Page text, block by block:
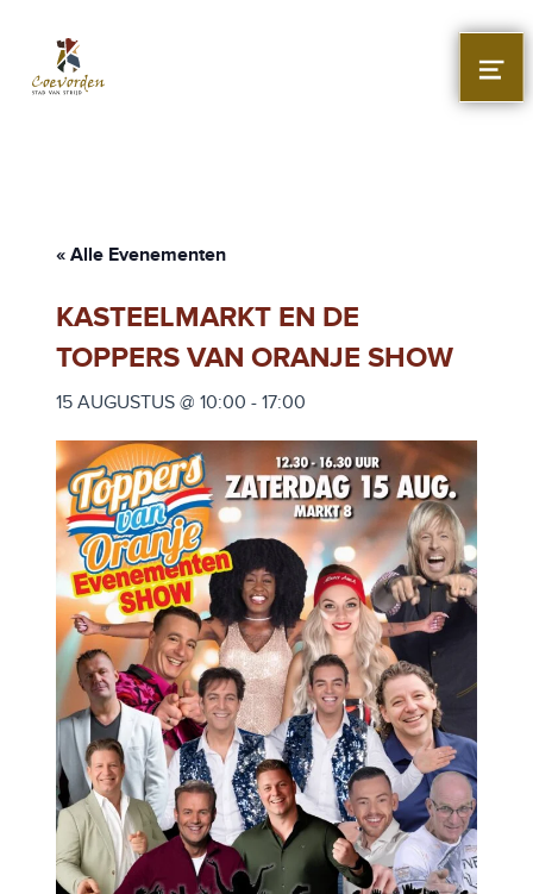
Stad Coevorden
STAD VAN STRIJD
« Alle Evenementen
KASTEELMARKT EN DE
TOPPERS VAN ORANJE SHOW
15 AUGUSTUS @ 10:00 - 17:00